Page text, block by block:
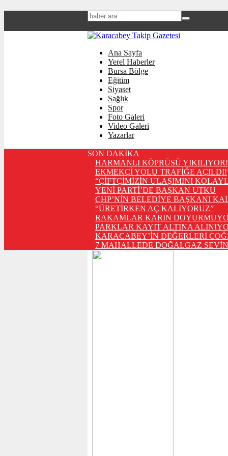
Ana Sayfa
Yerel Haberler
Bursa Bölge
Eğitim
Siyaset
Sağlık
Spor
Foto Galeri
Video Galeri
Yazarlar
SON DAKİKA
HARMANLI KÖPRÜSÜ YIKILIYOR!
EKMEKÇİ YOLU TRAFİĞE AÇILDI!
“ÇİFTÇİMİZİN ULAŞIMINI
YENİ PARTİ’DE BAŞKAN UTKU
CHP’NİN BELEDİYE BAŞKANI
“ÜRETİRKEN AÇ KALIYORUZ”
RAKAMLAR KARIN
PARKLAR KAYIT ALTINA
KARACABEY’İN DEĞERLERİ
7 MAHALLEDE DOĞALGAZ